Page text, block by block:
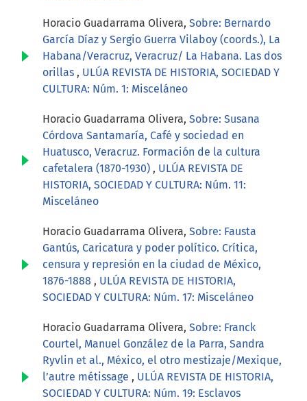
Horacio Guadarrama Olivera, Sobre: Bernardo
García Díaz y Sergio Guerra Vilaboy (coords.), La
Habana/Veracruz, Veracruz/ La Habana. Las dos
orillas , ULÚA REVISTA DE HISTORIA, SOCIEDAD Y
CULTURA: Núm. 1: Misceláneo
Horacio Guadarrama Olivera, Sobre: Susana
Córdova Santamaría, Café y sociedad en
Huatusco, Veracruz. Formación de la cultura
cafetalera (1870-1930) , ULÚA REVISTA DE
HISTORIA, SOCIEDAD Y CULTURA: Núm. 11:
Misceláneo
Horacio Guadarrama Olivera, Sobre: Fausta
Gantús, Caricatura y poder político. Crítica,
censura y represión en la ciudad de México,
1876-1888 , ULÚA REVISTA DE HISTORIA,
SOCIEDAD Y CULTURA: Núm. 17: Misceláneo
Horacio Guadarrama Olivera, Sobre: Franck
Courtel, Manuel González de la Parra, Sandra
Ryvlin et al., México, el otro mestizaje/Mexique,
l’autre métissage , ULÚA REVISTA DE HISTORIA,
SOCIEDAD Y CULTURA: Núm. 19: Esclavos